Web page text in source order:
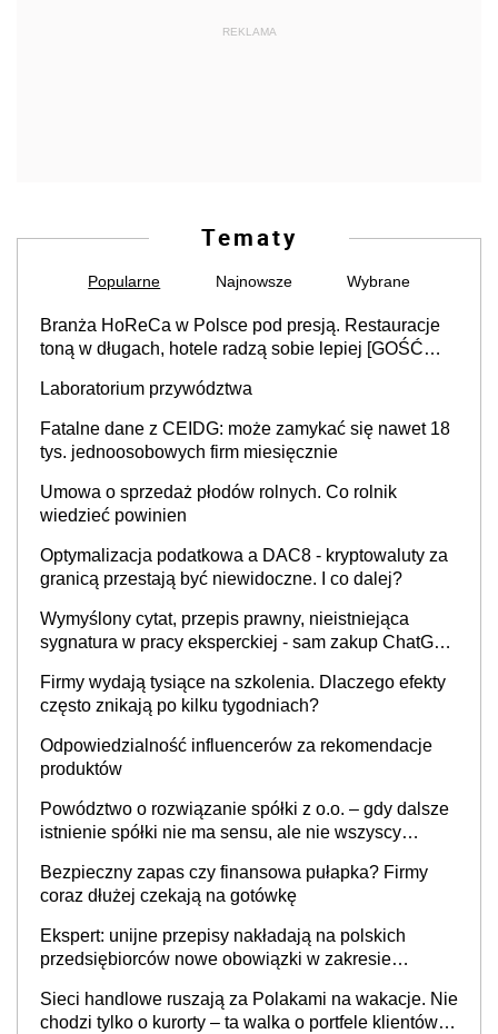
REKLAMA
Tematy
Popularne Najnowsze Wybrane
Branża HoReCa w Polsce pod presją. Restauracje
toną w długach, hotele radzą sobie lepiej [GOŚĆ
Laboratorium przywództwa
Fatalne dane z CEIDG: może zamykać się nawet 18
tys. jednoosobowych firm miesięcznie
Umowa o sprzedaż płodów rolnych. Co rolnik
wiedzieć powinien
Optymalizacja podatkowa a DAC8 - kryptowaluty za
granicą przestają być niewidoczne. I co dalej?
Wymyślony cytat, przepis prawny, nieistniejąca
sygnatura w pracy eksperckiej - sam zakup ChatGPT
Firmy wydają tysiące na szkolenia. Dlaczego efekty
często znikają po kilku tygodniach?
Odpowiedzialność influencerów za rekomendacje
produktów
Powództwo o rozwiązanie spółki z o.o. – gdy dalsze
istnienie spółki nie ma sensu, ale nie wszyscy
Bezpieczny zapas czy finansowa pułapka? Firmy
coraz dłużej czekają na gotówkę
Ekspert: unijne przepisy nakładają na polskich
przedsiębiorców nowe obowiązki w zakresie
Sieci handlowe ruszają za Polakami na wakacje. Nie
chodzi tylko o kurorty – ta walka o portfele klientów